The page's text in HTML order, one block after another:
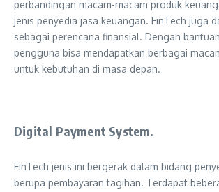
perbandingan macam-macam produk
jenis penyedia jasa keuangan. FinTech juga
sebagai perencana finansial. Dengan
pengguna bisa mendapatkan berbagai
untuk kebutuhan di masa depan.
Digital Payment System.
FinTech jenis ini bergerak dalam bidang
berupa pembayaran tagihan. Terdapat